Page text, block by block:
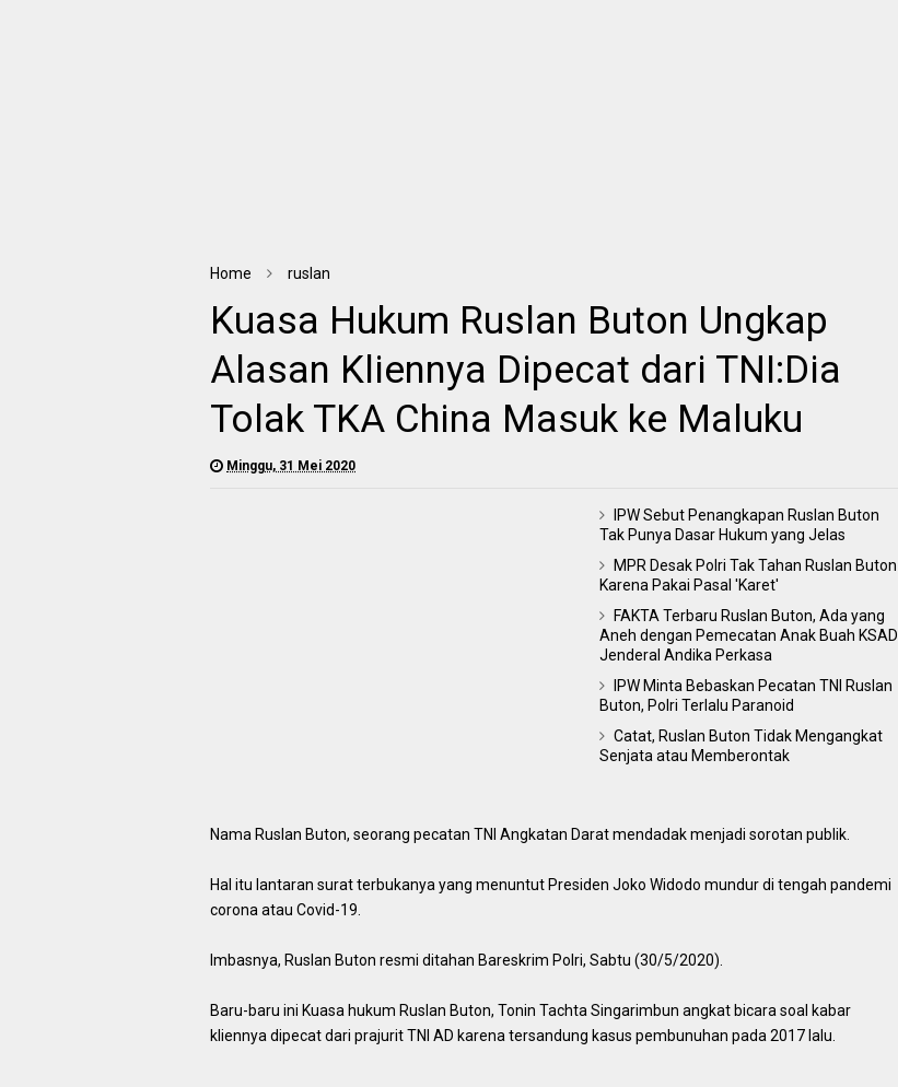
Home ruslan
Kuasa Hukum Ruslan Buton Ungkap
Alasan Kliennya Dipecat dari TNI:Dia
Tolak TKA China Masuk ke Maluku
Minggu, 31 Mei 2020
IPW Sebut Penangkapan Ruslan Buton
Tak Punya Dasar Hukum yang Jelas
MPR Desak Polri Tak Tahan Ruslan Buton
Karena Pakai Pasal 'Karet'
FAKTA Terbaru Ruslan Buton, Ada yang
Aneh dengan Pemecatan Anak Buah KSAD
Jenderal Andika Perkasa
IPW Minta Bebaskan Pecatan TNI Ruslan
Buton, Polri Terlalu Paranoid
Catat, Ruslan Buton Tidak Mengangkat
Senjata atau Memberontak
Nama Ruslan Buton, seorang pecatan TNI Angkatan Darat mendadak menjadi sorotan publik.
Hal itu lantaran surat terbukanya yang menuntut Presiden Joko Widodo mundur di tengah pandemi
corona atau Covid-19.
Imbasnya, Ruslan Buton resmi ditahan Bareskrim Polri, Sabtu (30/5/2020).
Baru-baru ini Kuasa hukum Ruslan Buton, Tonin Tachta Singarimbun angkat bicara soal kabar
kliennya dipecat dari prajurit TNI AD karena tersandung kasus pembunuhan pada 2017 lalu.